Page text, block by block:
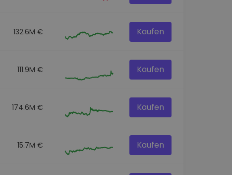
132.6M € Kaufen
111.9M € Kaufen
174.6M € Kaufen
15.7M € Kaufen